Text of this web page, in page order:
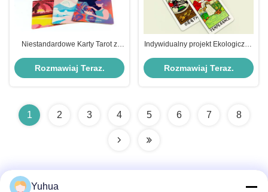
Niestandardowe Karty Tarot z
pudełkiem
Rozmawiaj Teraz.
Indywidualny projekt Ekologiczne
dołączonym przewodnikiem
Rozmawiaj Teraz.
1 2 3 4 5 6 7 8
Yuhua